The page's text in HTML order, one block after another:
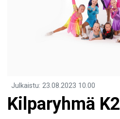
Julkaistu: 23.08.2023 10.00
Kilparyhmä K2